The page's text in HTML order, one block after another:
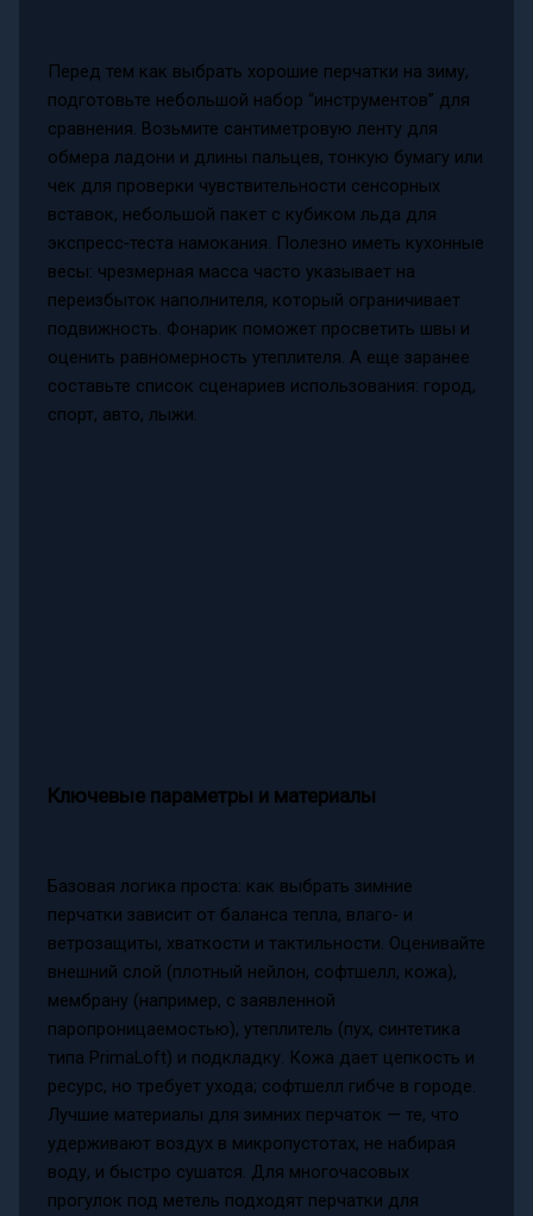
Перед тем как выбрать хорошие перчатки на зиму,
подготовьте небольшой набор “инструментов” для
сравнения. Возьмите сантиметровую ленту для
обмера ладони и длины пальцев, тонкую бумагу или
чек для проверки чувствительности сенсорных
вставок, небольшой пакет с кубиком льда для
экспресс‑теста намокания. Полезно иметь кухонные
весы: чрезмерная масса часто указывает на
переизбыток наполнителя, который ограничивает
подвижность. Фонарик поможет просветить швы и
оценить равномерность утеплителя. А еще заранее
составьте список сценариев использования: город,
спорт, авто, лыжи.
Ключевые параметры и материалы
Базовая логика проста: как выбрать зимние
перчатки зависит от баланса тепла, влаго‑ и
ветрозащиты, хваткости и тактильности. Оценивайте
внешний слой (плотный нейлон, софтшелл, кожа),
мембрану (например, с заявленной
паропроницаемостью), утеплитель (пух, синтетика
типа PrimaLoft) и подкладку. Кожа дает цепкость и
ресурс, но требует ухода; софтшелл гибче в городе.
Лучшие материалы для зимних перчаток — те, что
удерживают воздух в микропустотах, не набирая
воду, и быстро сушатся. Для многочасовых
прогулок под метель подходят перчатки для